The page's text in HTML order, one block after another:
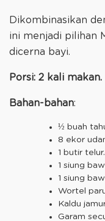
Dikombinasikan
ini menjadi pilihan
dicerna bayi.
Porsi: 2 kali makan.
Bahan-bahan:
½ buah
8 ekor
1 butir telur.
1 siung
1 siung
Wortel
Kaldu
Garam